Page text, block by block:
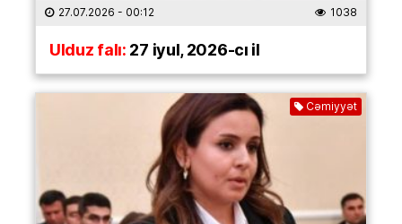
27.07.2026 - 00:12 1038
Ulduz falı:27 iyul, 2026-cı il
Cəmiyyət